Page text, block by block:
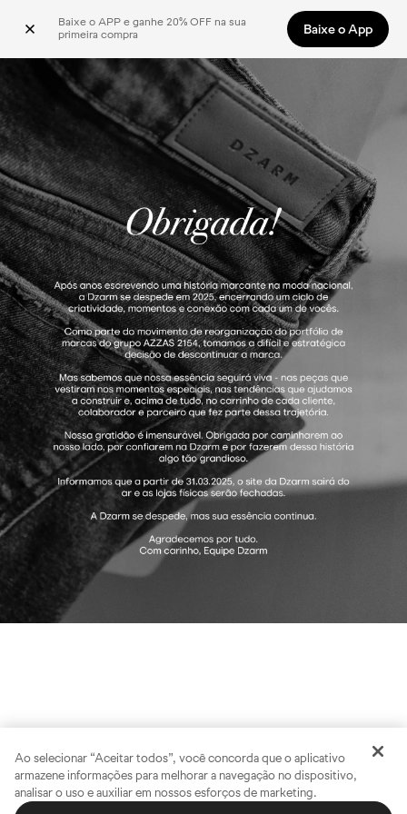
Baixe o APP e ganhe 20% OFF na sua
primeira compra
Baixe o App
Ao selecionar “Aceitar todos”, você concorda que o aplicativo
armazene informações para melhorar a navegação no dispositivo,
analisar o uso e auxiliar em nossos esforços de marketing.